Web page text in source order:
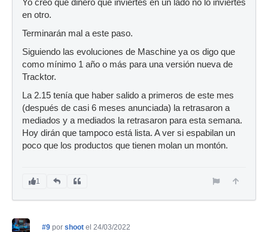
Yo creo que dinero que inviertes en un lado no lo inviertes
en otro.
Terminarán mal a este paso.
Siguiendo las evoluciones de Maschine ya os digo que
como mínimo 1 año o más para una versión nueva de
Tracktor.
La 2.15 tenía que haber salido a primeros de este mes
(después de casi 6 meses anunciada) la retrasaron a
mediados y a mediados la retrasaron para esta semana.
Hoy dirán que tampoco está lista. A ver si espabilan un
poco que los productos que tienen molan un montón.
1
#9 por shoot el 24/03/2022